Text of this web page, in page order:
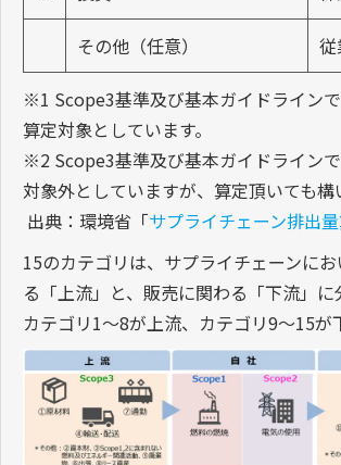
その他（任意）
※1 Scope3基準及び基本ガイドライン
算定対象としています。
※2 Scope3基準及び基本ガイドライン
対象外としていますが、算定頂いても構
出典：環境省「サプライチェーン排出
15のカテゴリは、サプライチェーンに
る「上流」と、販売に関わる「下流」に
カテゴリ1～8が上流、カテゴリ9～15が